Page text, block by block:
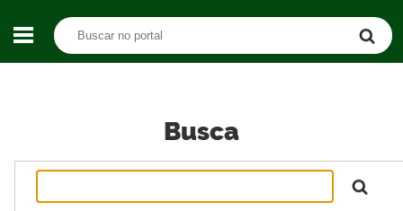
Busca